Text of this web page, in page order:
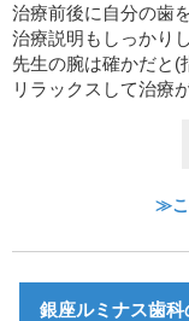
治療前後に自分の歯
治療説明もしっかり
先生の腕は確かだと(
リラックスして治療
≫こ
銀座ルミナス歯